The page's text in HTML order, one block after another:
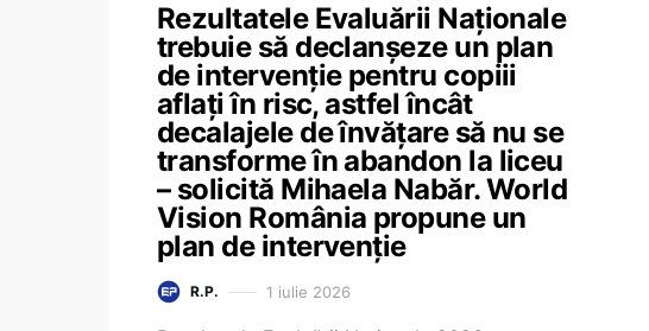
Rezultatele Evaluării Naționale
trebuie să declanșeze un plan
de intervenție pentru copiii
aflați în risc, astfel încât
decalajele de învățare să nu se
transforme în abandon la liceu
– solicită Mihaela Nabăr. World
Vision România propune un
plan de intervenție
R.P. 1 iulie 2026